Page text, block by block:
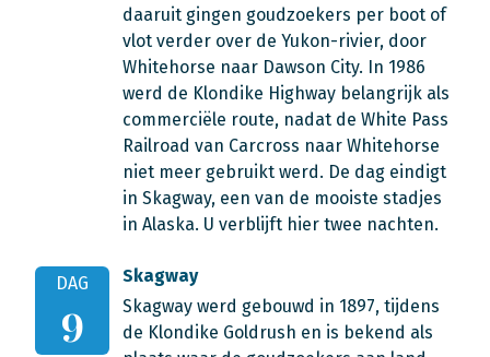
daaruit gingen goudzoekers per boot of
vlot verder over de Yukon-rivier, door
Whitehorse naar Dawson City. In 1986
werd de Klondike Highway belangrijk als
commerciële route, nadat de White Pass
Railroad van Carcross naar Whitehorse
niet meer gebruikt werd. De dag eindigt
in Skagway, een van de mooiste stadjes
in Alaska. U verblijft hier twee nachten.
DAG
9
Skagway
Skagway werd gebouwd in 1897, tijdens
de Klondike Goldrush en is bekend als